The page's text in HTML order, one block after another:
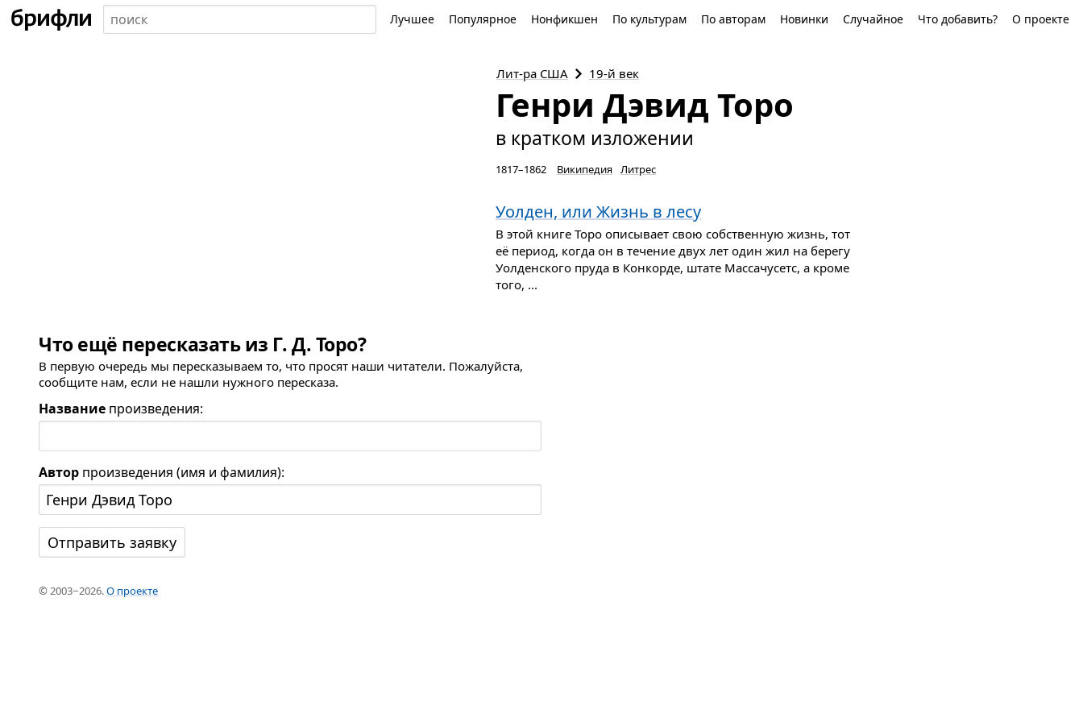
Лучшее Популярное Нонфикшен По культурам По авторам Новинки Случайное Что добавить? О проекте
Лит-ра США 19-й век
Генри Дэвид Торо
в кратком изложении
1817–1862 Википедия Литрес
Уолден, или Жизнь в лесу
В этой книге Торо описывает свою собственную жизнь, тот
её период, когда он в течение двух лет один жил на берегу
Уолденского пруда в Конкорде, штате Массачусетс, а кроме
того, ...
Что ещё пересказать из Г. Д. Торо?
В первую очередь мы пересказываем то, что просят наши читатели. Пожалуйста,
сообщите нам, если не нашли нужного пересказа.
Название произведения:
Автор произведения (имя и фамилия):
© 2003−2026.О проекте